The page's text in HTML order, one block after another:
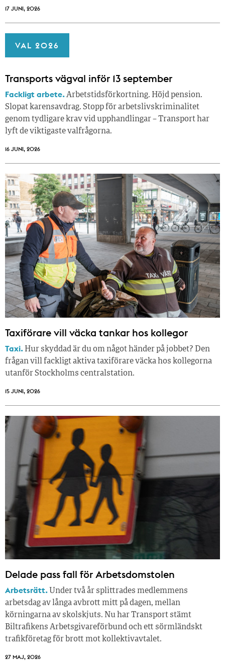
17 JUNI, 2026
VAL 2026
Transports vägval inför 13 september
Fackligt arbete.Arbetstidsförkortning. Höjd pension.
Slopat karensavdrag. Stopp för arbetslivskriminalitet
genom tydligare krav vid upphandlingar – Transport har
lyft de viktigaste valfrågorna.
16 JUNI, 2026
Taxiförare vill väcka tankar hos kollegor
Taxi. Hur skyddad är du om något händer på jobbet? Den
frågan vill fackligt aktiva taxiförare väcka hos kollegorna
utanför Stockholms centralstation.
15 JUNI, 2026
Delade pass fall för Arbetsdomstolen
Arbetsrätt. Under två år splittrades medlemmens
arbetsdag av långa avbrott mitt på dagen, mellan
körningarna av skolskjuts. Nu har Transport stämt
Biltrafikens Arbetsgivareförbund och ett sörmländskt
trafikföretag för brott mot kollektivavtalet.
27 MAJ, 2026